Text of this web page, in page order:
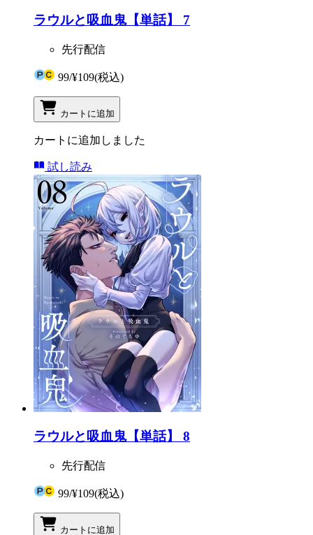
ラウルと吸血鬼【単話】 7
先行配信
99/¥109(税込)
カートに追加
カートに追加しました
試し読み
ラウルと吸血鬼【単話】 8
先行配信
99/¥109(税込)
カートに追加